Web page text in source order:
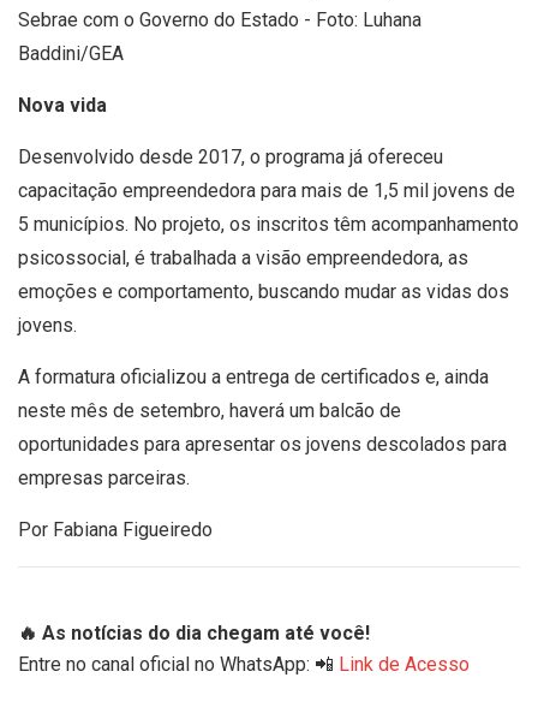
Sebrae com o Governo do Estado - Foto: Luhana
Baddini/GEA
Nova vida
Desenvolvido desde 2017, o programa já ofereceu
capacitação empreendedora para mais de 1,5 mil jovens de
5 municípios. No projeto, os inscritos têm acompanhamento
psicossocial, é trabalhada a visão empreendedora, as
emoções e comportamento, buscando mudar as vidas dos
jovens.
A formatura oficializou a entrega de certificados e, ainda
neste mês de setembro, haverá um balcão de
oportunidades para apresentar os jovens descolados para
empresas parceiras.
Por Fabiana Figueiredo
🔥 As notícias do dia chegam até você!
Entre no canal oficial no WhatsApp: 📲 Link de Acesso